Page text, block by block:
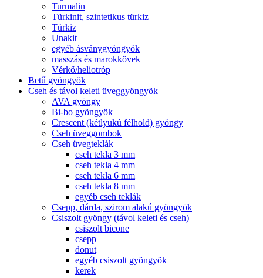
Turmalin
Türkinit, szintetikus türkiz
Türkiz
Unakit
egyéb ásványgyöngyök
masszás és marokkövek
Vérkő/heliotróp
Betű gyöngyök
Cseh és távol keleti üveggyöngyök
AVA gyöngy
Bi-bo gyöngyök
Crescent (kétlyukú félhold) gyöngy
Cseh üveggombok
Cseh üvegteklák
cseh tekla 3 mm
cseh tekla 4 mm
cseh tekla 6 mm
cseh tekla 8 mm
egyéb cseh teklák
Csepp, dárda, szirom alakú gyöngyök
Csiszolt gyöngy (távol keleti és cseh)
csiszolt bicone
csepp
donut
egyéb csiszolt gyöngyök
kerek